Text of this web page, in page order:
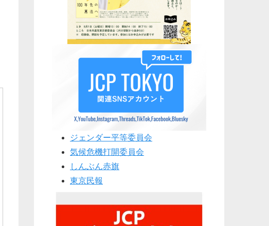
ジェンダー平等委員会
気候危機打開委員会
しんぶん赤旗
東京民報